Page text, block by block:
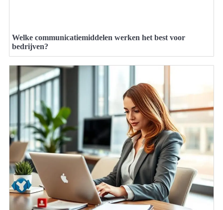
Welke communicatiemiddelen werken het best voor
bedrijven?